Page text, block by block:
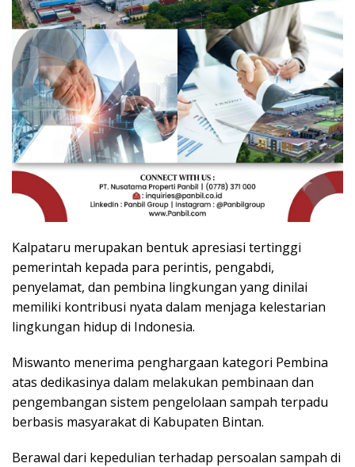
Kalpataru merupakan bentuk apresiasi tertinggi
pemerintah kepada para perintis, pengabdi,
penyelamat, dan pembina lingkungan yang dinilai
memiliki kontribusi nyata dalam menjaga kelestarian
lingkungan hidup di Indonesia.
Miswanto menerima penghargaan kategori Pembina
atas dedikasinya dalam melakukan pembinaan dan
pengembangan sistem pengelolaan sampah terpadu
berbasis masyarakat di Kabupaten Bintan.
Berawal dari kepedulian terhadap persoalan sampah di